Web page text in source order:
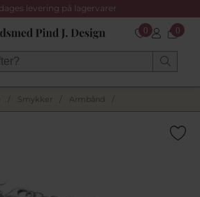
dages levering på lagervarer
0 0
Smykker Armbånd